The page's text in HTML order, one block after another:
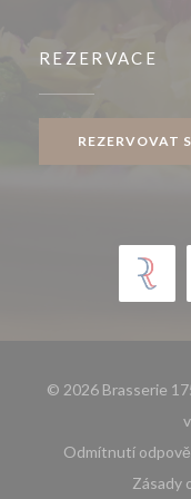
REZERVACE
REZERVOVAT
© 2026 Brasserie
Odmítnutí
Zásady